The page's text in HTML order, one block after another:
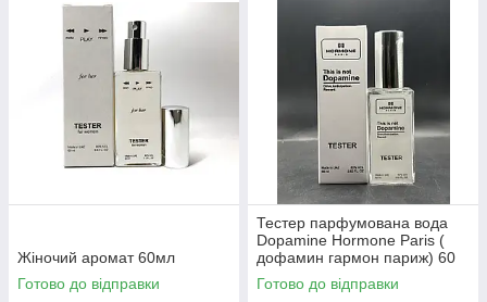
Жіночий аромат 60мл
Готово до відправки
Тестер парфумована вода
Dopamine Hormone Paris (
дофамин гармон париж) 60
мл
Готово до відправки